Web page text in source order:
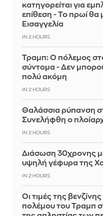
κατηγορείται για
επίθεση - Το πρωί θα
Εισαγγελία
IN 2 HOURS
Τραμπ: Ο πόλεμος
σύντομα - Δεν
πολύ ακόμη
IN 2 HOURS
Θαλάσσια ρύπανση
Συνελήφθη ο
IN 2 HOURS
Διάσωση 30χρονης
υψηλή γέφυρα της
IN 2 HOURS
Οι τιμές της
πολέμου του Τραμπ